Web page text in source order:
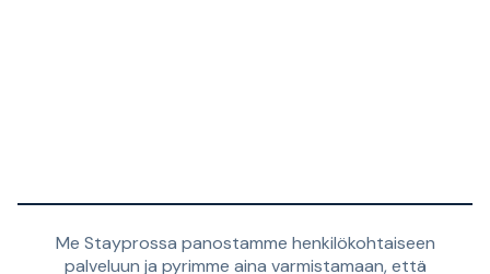
Me Stayprossa panostamme henkilökohtaiseen
palveluun ja pyrimme aina varmistamaan, että